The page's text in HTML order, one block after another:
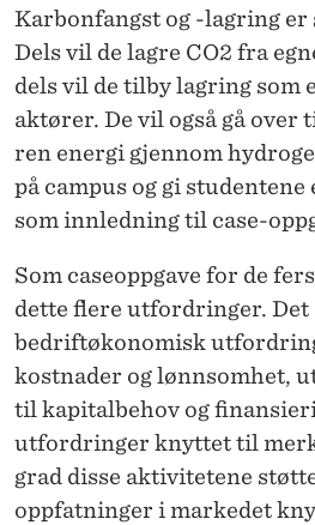
Karbonfangst og -lagring er
Dels vil de lagre CO2 fra
dels vil de tilby lagring som
aktører. De vil også gå over
ren energi gjennom
på campus og gi
som innledning til case-
Som caseoppgave for de
dette flere utfordringer. Det
bedriftøkonomisk
kostnader og lønnsomhet,
til kapitalbehov og
utfordringer knyttet til
grad disse aktivitetene
oppfatninger i markedet